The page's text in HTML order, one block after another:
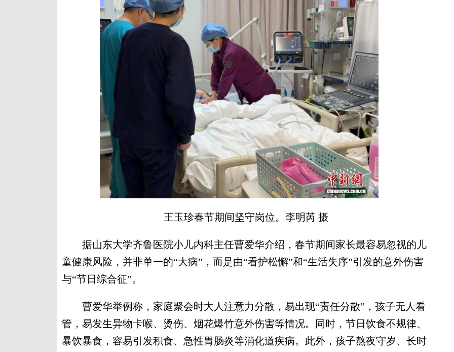
王玉珍春节期间坚守岗位。李明芮 摄
据山东大学齐鲁医院小儿内科主任曹爱华介绍，春节期间家长最容易忽视的儿
童健康风险，并非单一的“大病”，而是由“看护松懈”和“生活失序”引发的意外伤害
与“节日综合征”。
曹爱华举例称，家庭聚会时大人注意力分散，易出现“责任分散”，孩子无人看
管，易发生异物卡喉、烫伤、烟花爆竹意外伤害等情况。同时，节日饮食不规律、
暴饮暴食，容易引发积食、急性胃肠炎等消化道疾病。此外，孩子熬夜守岁、长时